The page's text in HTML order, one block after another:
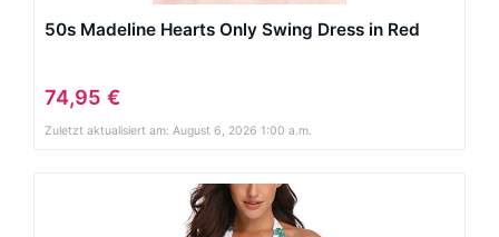
50s Madeline Hearts Only Swing Dress in Red
74,95 €
Zuletzt aktualisiert am: August 6, 2026 1:00 a.m.